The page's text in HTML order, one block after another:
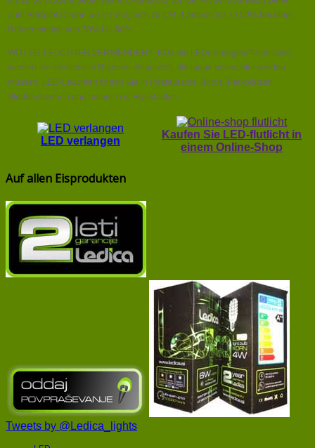
Zum Beispiel sparen wir im Vergleich zu CFL-Lampen bis zu 50% bei einer
Röhrenmenge von 30% bis 50%.
WO LED-LEUCHTEN VERWENDEN? KDa die LEDs energieeffizient sind,
werden sie meistens in Räumen eingesetzt, die lange beleuchtet werden
müssen. LED-Leuchten finden Sie in Restaurants, Büros, Parkplätzen,
Straßenlaternen und natürlich in Haushalten.
LED verlangen
Kaufen Sie LED-flutlicht in
einem Online-Shop
Auf allen Eisprodukten
Tweets by @Ledica_lights